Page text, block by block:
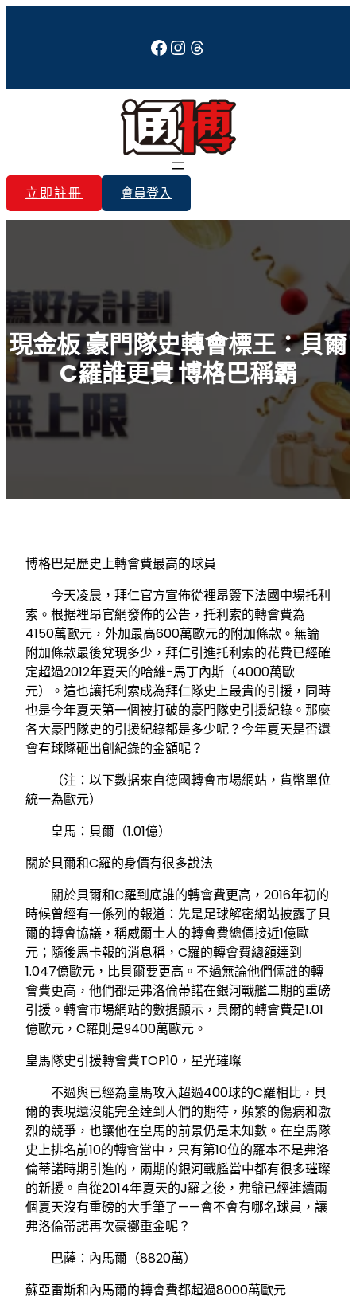
內
Facebook Instagram Threads
立即註冊 會員登入
現金板 豪門隊史轉會標王：貝爾
C羅誰更貴 博格巴稱霸
博格巴是歷史上轉會費最高的球員
今天凌晨，拜仁官方宣佈從裡昂簽下法國中場托利
索。根据裡昂官網發佈的公告，托利索的轉會費為
4150萬歐元，外加最高600萬歐元的附加條款。無論
附加條款最後兌現多少，拜仁引進托利索的花費已經確
定超過2012年夏天的哈維-馬丁內斯（4000萬歐
元）。這也讓托利索成為拜仁隊史上最貴的引援，同時
也是今年夏天第一個被打破的豪門隊史引援紀錄。那麼
各大豪門隊史的引援紀錄都是多少呢？今年夏天是否還
會有球隊砸出創紀錄的金額呢？
（注：以下數据來自德國轉會市場網站，貨幣單位
統一為歐元）
皇馬：貝爾（1.01億）
關於貝爾和C羅的身價有很多說法
關於貝爾和C羅到底誰的轉會費更高，2016年初的
時候曾經有一係列的報道：先是足球解密網站披露了貝
爾的轉會協議，稱威爾士人的轉會費總價接近1億歐
元；隨後馬卡報的消息稱，C羅的轉會費總額達到
1.047億歐元，比貝爾要更高。不過無論他們倆誰的轉
會費更高，他們都是弗洛倫蒂諾在銀河戰艦二期的重磅
引援。轉會市場網站的數据顯示，貝爾的轉會費是1.01
億歐元，C羅則是9400萬歐元。
皇馬隊史引援轉會費TOP10，星光璀璨
不過與已經為皇馬攻入超過400球的C羅相比，貝
爾的表現還沒能完全達到人們的期待，頻繁的傷病和激
烈的競爭，也讓他在皇馬的前景仍是未知數。在皇馬隊
史上排名前10的轉會當中，只有第10位的羅本不是弗洛
倫蒂諾時期引進的，兩期的銀河戰艦當中都有很多璀璨
的新援。自從2014年夏天的J羅之後，弗爺已經連續兩
個夏天沒有重磅的大手筆了——會不會有哪名球員，讓
弗洛倫蒂諾再次豪擲重金呢？
巴薩：內馬爾（8820萬）
蘇亞雷斯和內馬爾的轉會費都超過8000萬歐元